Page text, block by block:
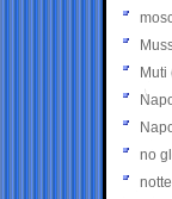
Muti
no